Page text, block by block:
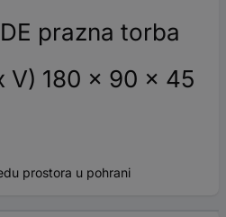
prazna torba
V) 180 x 90 x 45
prostora u pohrani